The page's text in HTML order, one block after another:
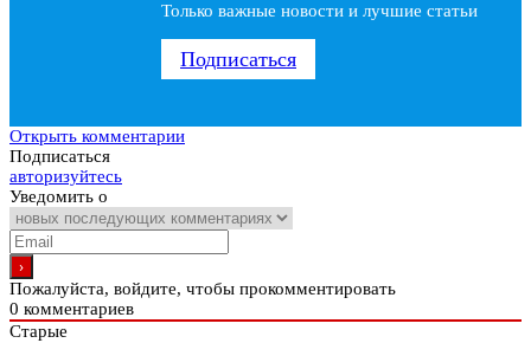
Только важные новости и лучшие статьи
Подписаться
Открыть комментарии
Подписаться
авторизуйтесь
Уведомить о
Пожалуйста, войдите, чтобы прокомментировать
0 комментариев
Старые